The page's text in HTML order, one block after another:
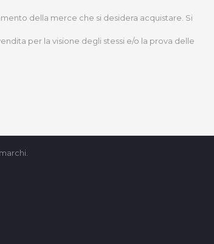
della merce che si desidera acquistare. Si
per la visione degli stessi e/o la prova delle